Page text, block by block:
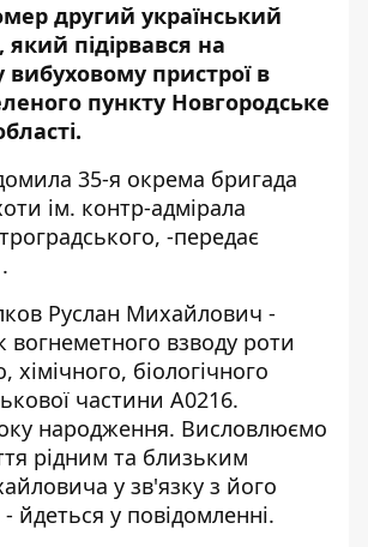
другий український
який підірвався на
пристрої в
пункту Новгородське
35-я окрема бригада
ім. контр-адмірала
-передає
.
Руслан Михайлович -
вогнеметного взводу роти
хімічного, біологічного
частини А0216.
народження. Висловлюємо
рідним та близьким
у зв'язку з його
йдеться у повідомленні.